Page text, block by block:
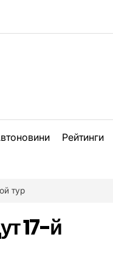
Рейтинги
тур
17-й